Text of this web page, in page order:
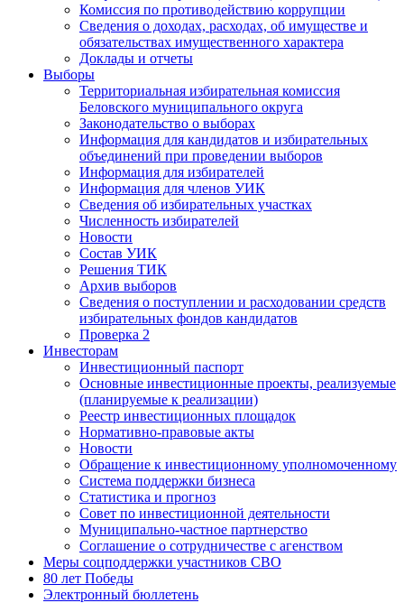
Комиссия по противодействию коррупции
Сведения о доходах, расходах, об имуществе и
обязательствах имущественного характера
Доклады и отчеты
Выборы
Территориальная избирательная комиссия
Беловского муниципального округа
Законодательство о выборах
Информация для кандидатов и избирательных
объединений при проведении выборов
Информация для избирателей
Информация для членов УИК
Сведения об избирательных участках
Численность избирателей
Новости
Состав УИК
Решения ТИК
Архив выборов
Сведения о поступлении и расходовании средств
избирательных фондов кандидатов
Проверка 2
Инвесторам
Инвестиционный паспорт
Основные инвестиционные проекты, реализуемые
(планируемые к реализации)
Реестр инвестиционных площадок
Нормативно-правовые акты
Новости
Обращение к инвестиционному уполномоченному
Система поддержки бизнеса
Статистика и прогноз
Совет по инвестиционной деятельности
Муниципально-частное партнерство
Соглашение о сотрудничестве с агенством
Меры соцподдержки участников СВО
80 лет Победы
Электронный бюллетень